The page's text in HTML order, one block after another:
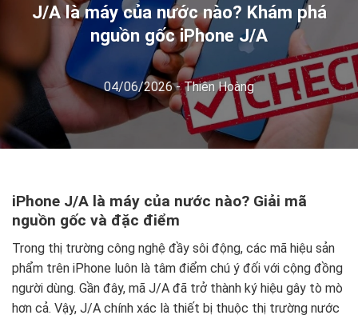
J/A là máy của nước nào? Khám phá
nguồn gốc iPhone J/A
04/06/2026-Thiên Hoàng
iPhone J/A là máy của nước nào? Giải mã
nguồn gốc và đặc điểm
Trong thị trường công nghệ đầy sôi động, các mã hiệu sản
phẩm trên iPhone luôn là tâm điểm chú ý đối với cộng đồng
người dùng. Gần đây, mã J/A đã trở thành ký hiệu gây tò mò
hơn cả. Vậy, J/A chính xác là thiết bị thuộc thị trường nước